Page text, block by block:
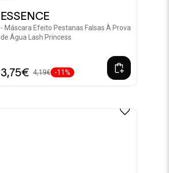
ESSENCE
- Máscara Efeito Pestanas Falsas À Prova
de Água Lash Princess
3,75€ 4,19€ -11%